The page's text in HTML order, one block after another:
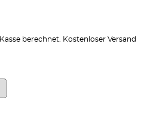
berechnet. Kostenloser Versand